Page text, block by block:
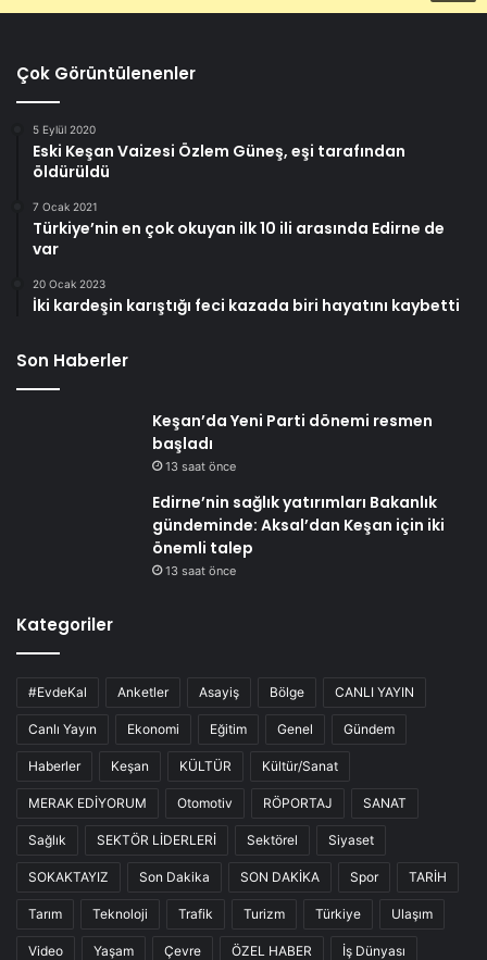
Çok Görüntülenenler
5 Eylül 2020
Eski Keşan Vaizesi Özlem Güneş, eşi tarafından
öldürüldü
7 Ocak 2021
Türkiye’nin en çok okuyan ilk 10 ili arasında Edirne de
var
20 Ocak 2023
İki kardeşin karıştığı feci kazada biri hayatını kaybetti
Son Haberler
Keşan’da Yeni Parti dönemi resmen
başladı
13 saat önce
Edirne’nin sağlık yatırımları Bakanlık
gündeminde: Aksal’dan Keşan için iki
önemli talep
13 saat önce
Kategoriler
#EvdeKal Anketler Asayiş Bölge CANLI YAYIN
Canlı Yayın Ekonomi Eğitim Genel Gündem
Haberler Keşan KÜLTÜR Kültür/Sanat
MERAK EDİYORUM Otomotiv RÖPORTAJ SANAT
Sağlık SEKTÖR LİDERLERİ Sektörel Siyaset
SOKAKTAYIZ Son Dakika SON DAKİKA Spor TARİH
Tarım Teknoloji Trafik Turizm Türkiye Ulaşım
Video Yaşam Çevre ÖZEL HABER İş Dünyası